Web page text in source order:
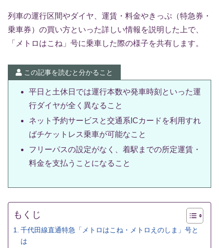
列車の運行区間やダイヤ、運賃・料金やきっぷ（特急券・
乗車券）の買い方といった詳しい情報を説明した上で、
「メトロはこね」号に乗車した際の様子を共有します。
この記事を読むと分かること
平日と土休日では運行本数や発車時刻といった運
行ダイヤが全く異なること
ネット予約サービスと交通系ICカードを利用すれ
ばチケットレス乗車が可能なこと
フリーパスの設定がなく、着駅までの所定運賃・
料金を支払うことになること
もくじ
千代田線直通特急「メトロはこね・メトロえのしま」号と
は